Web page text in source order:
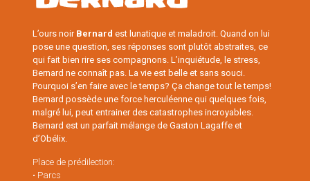
L’ours noir Bernard est lunatique et maladroit. Quand on lui
pose une question, ses réponses sont plutôt abstraites, ce
qui fait bien rire ses compagnons. L’inquiétude, le stress,
Bernard ne connaît pas. La vie est belle et sans souci.
Pourquoi s’en faire avec le temps? Ça change tout le temps!
Bernard possède une force herculéenne qui quelques fois,
malgré lui, peut entrainer des catastrophes incroyables.
Bernard est un parfait mélange de Gaston Lagaffe et
d’Obélix.
Place de prédilection:
• Parcs